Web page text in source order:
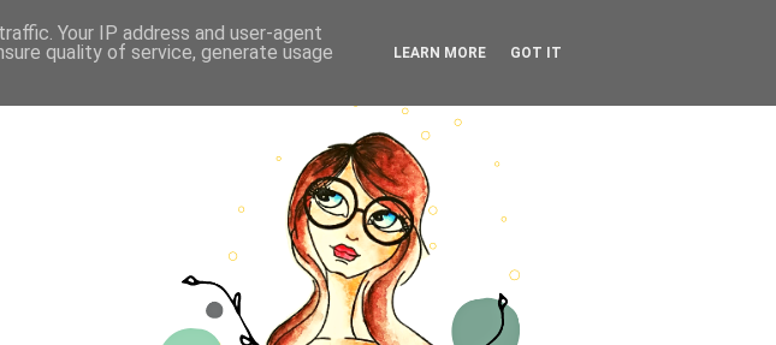
Your IP address and user-agent
quality of service, generate usage
LEARN MORE GOT IT